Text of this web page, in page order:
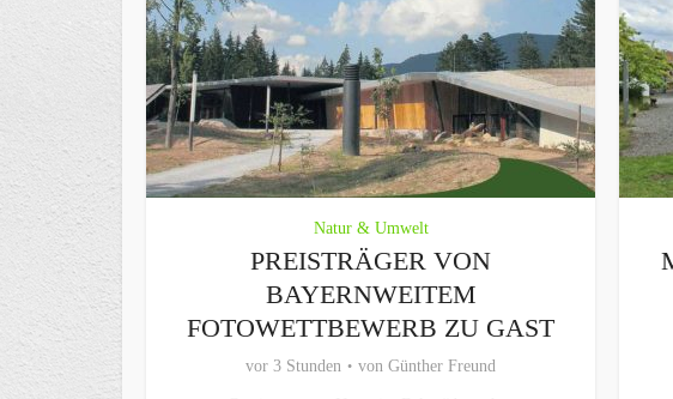
Natur & Umwelt
PREISTRÄGER VON
BAYERNWEITEM
FOTOWETTBEWERB ZU GAST
vor 3 Stunden von Günther Freund